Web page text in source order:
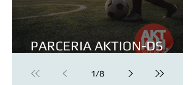
PARCERIA AKTION-DS
1/8